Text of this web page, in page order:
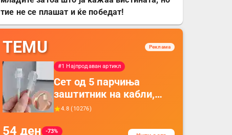
тие не се плашат и ќе победат!
TEMU Реклама
#1 Најпродаван артикл
Сет од 5 парчиња
заштитник на кабли,
прекривка за заштита
додатоци за заштита на
4.8 (10276)
54 ден
-73%